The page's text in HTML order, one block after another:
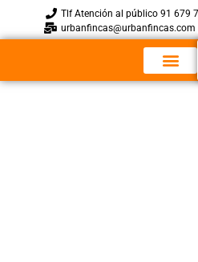
Tlf Atención al público 91 679
urbanfincas@urbanfincas.com